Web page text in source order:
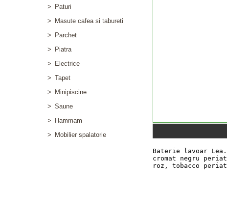
>
Paturi
>
Masute cafea si tabureti
>
Parchet
>
Piatra
>
Electrice
> Tapet
>
Minipiscine
> Saune
>
Hammam
>
Mobilier spalatorie